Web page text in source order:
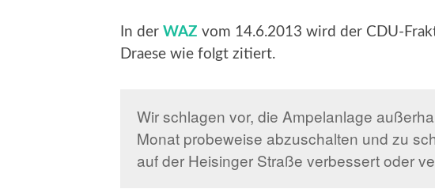
In der WAZ vom 14.6.2013 wird der CDU-
Draese wie folgt zitiert.
Wir schlagen vor, die Ampelanlage
Monat probeweise abzuschalten und zu
auf der Heisinger Straße verbessert oder